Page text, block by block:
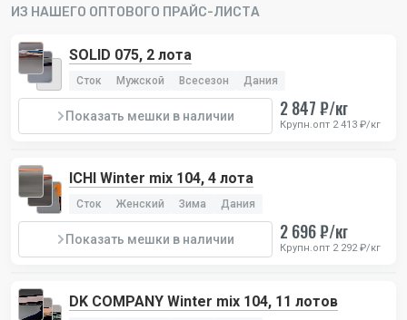
драгоценными камнями.
Ваша цена
Цена в ритейле 5000-20000 ₽/шт
Количество в лоте 25 шт
ИЗ НАШЕГО ОПТОВОГО ПРАЙС-ЛИСТА
SOLID 075, 2 лота
Сток Мужской Всесезон Дания
Показать мешки в наличии 2 847 ₽/кг
Крупн.опт 2 413 ₽/кг
ICHI Winter mix 104, 4 лота
Сток Женский Зима Дания
Показать мешки в наличии 2 696 ₽/кг
Крупн.опт 2 292 ₽/кг
DK COMPANY Winter mix 104, 11 лотов